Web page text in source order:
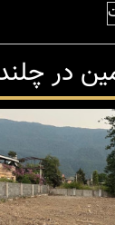
در